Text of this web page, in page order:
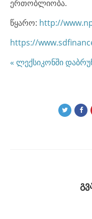
ერთობლიობა.
წყარო: http://
https://
« ლექსიკონში